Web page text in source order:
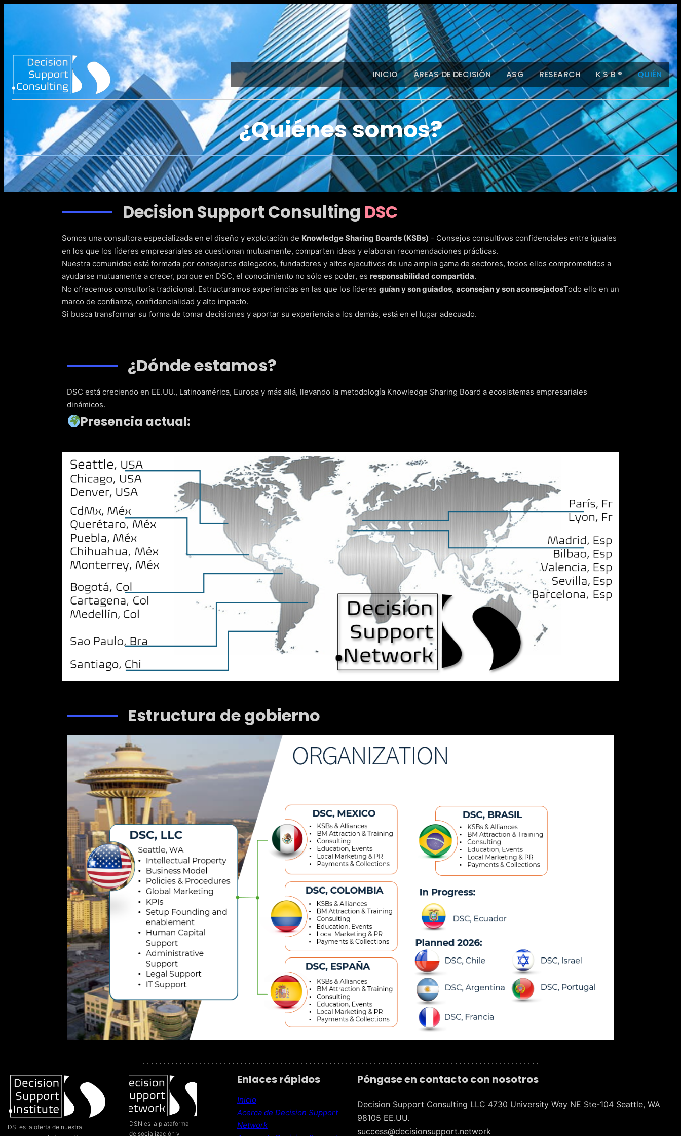
INICIO ÁREAS DE DECISIÓN ASG RESEARCH K S B ® QUIÉN
¿Quiénes somos?
Decision Support Consulting DSC
Somos una consultora especializada en el diseño y explotación de Knowledge Sharing Boards (KSBs) - Consejos consultivos confidenciales entre iguales
en los que los líderes empresariales se cuestionan mutuamente, comparten ideas y elaboran recomendaciones prácticas.
Nuestra comunidad está formada por consejeros delegados, fundadores y altos ejecutivos de una amplia gama de sectores, todos ellos comprometidos a
ayudarse mutuamente a crecer, porque en DSC, el conocimiento no sólo es poder, es responsabilidad compartida.
No ofrecemos consultoría tradicional. Estructuramos experiencias en las que los líderes guían y son guiados, aconsejan y son aconsejadosTodo ello en un
marco de confianza, confidencialidad y alto impacto.
Si busca transformar su forma de tomar decisiones y aportar su experiencia a los demás, está en el lugar adecuado.
¿Dónde estamos?
DSC está creciendo en EE.UU., Latinoamérica, Europa y más allá, llevando la metodología Knowledge Sharing Board a ecosistemas empresariales
dinámicos.
Presencia actual:
Estructura de gobierno
. . . . . . . . . . . . . . . . . . . . . . . . . . . . . . . . . . . . . . . . . . . . . . . . . . . . . . . . . . . . . . . . . . . . . . . . . . . . . . . . . . . . . . . . . . . . . . . . . .
DSI es la oferta de nuestra
DSN es la plataforma
de socialización y
Enlaces rápidos
Inicio
Acerca de Decision Support
Network
Póngase en contacto con nosotros
Decision Support Consulting LLC 4730 University Way NE Ste-104 Seattle, WA
98105 EE.UU.
success@decisionsupport.network